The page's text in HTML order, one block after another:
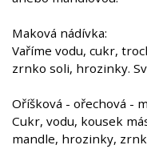
Maková nádívka:
Vaříme vodu, cukr,
zrnko soli, hrozinky.
Oříšková - ořechová -
Cukr, vodu, kousek
mandle, hrozinky,